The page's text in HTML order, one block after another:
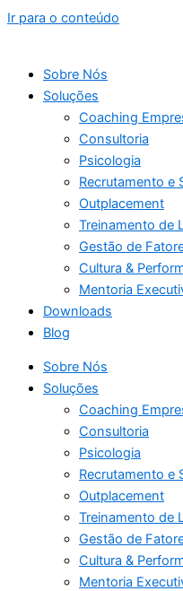
Ir para o conteúdo
Sobre Nós
Soluções
Coaching
Consultoria
Psicologia
Recrutamento e
Outplacement
Treinamento de
Gestão de
Cultura &
Mentoria
Downloads
Blog
Sobre Nós
Soluções
Coaching
Consultoria
Psicologia
Recrutamento e
Outplacement
Treinamento de
Gestão de
Cultura &
Mentoria